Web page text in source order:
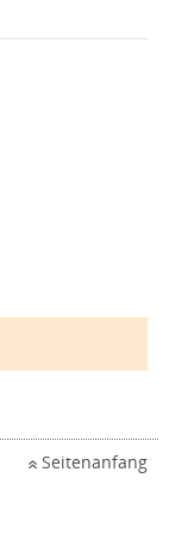
Seitenanfang